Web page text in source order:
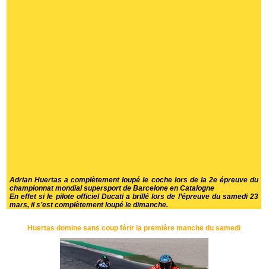
Adrian Huertas a complètement loupé le coche lors de la 2e épreuve du
championnat mondial supersport de Barcelone en Catalogne
En effet si le pilote officiel Ducati a brillé lors de l’épreuve du samedi 23
mars, il s’est complètement loupé le dimanche.
Huertas domine sans coup férir la première manche du samedi